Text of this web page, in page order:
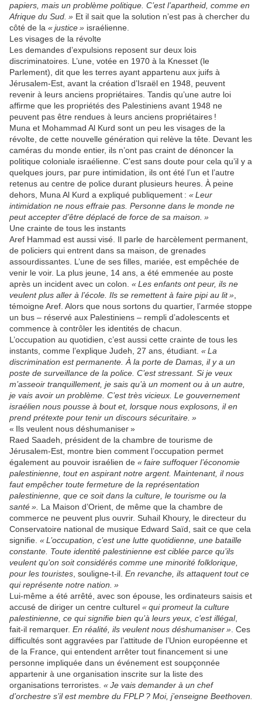
papiers, mais un problème politique. C’est l’apartheid, comme en
Afrique du Sud. » Et il sait que la solution n’est pas à chercher du
côté de la « justice » israélienne.
Les visages de la révolte
Les demandes d’expulsions reposent sur deux lois
discriminatoires. L’une, votée en 1970 à la Knesset (le
Parlement), dit que les terres ayant appartenu aux juifs à
Jérusalem-Est, avant la création d’Israël en 1948, peuvent
revenir à leurs anciens propriétaires. Tandis qu’une autre loi
affirme que les propriétés des Palestiniens avant 1948 ne
peuvent pas être rendues à leurs anciens propriétaires !
Muna et Mohammad Al Kurd sont un peu les visages de la
révolte, de cette nouvelle génération qui relève la tête. Devant les
caméras du monde entier, ils n’ont pas craint de dénoncer la
politique coloniale israélienne. C’est sans doute pour cela qu’il y a
quelques jours, par pure intimidation, ils ont été l’un et l’autre
retenus au centre de police durant plusieurs heures. À peine
dehors, Muna Al Kurd a expliqué publiquement : « Leur
intimidation ne nous effraie pas. Personne dans le monde ne
peut accepter d’être déplacé de force de sa maison. »
Une crainte de tous les instants
Aref Hammad est aussi visé. Il parle de harcèlement permanent,
de policiers qui entrent dans sa maison, de grenades
assourdissantes. L’une de ses filles, mariée, est empêchée de
venir le voir. La plus jeune, 14 ans, a été emmenée au poste
après un incident avec un colon. « Les enfants ont peur, ils ne
veulent plus aller à l’école. Ils se remettent à faire pipi au lit »,
témoigne Aref. Alors que nous sortons du quartier, l’armée stoppe
un bus – réservé aux Palestiniens – rempli d’adolescents et
commence à contrôler les identités de chacun.
L’occupation au quotidien, c’est aussi cette crainte de tous les
instants, comme l’explique Judeh, 27 ans, étudiant. « La
discrimination est permanente. À la porte de Damas, il y a un
poste de surveillance de la police. C’est stressant. Si je veux
m’asseoir tranquillement, je sais qu’à un moment ou à un autre,
je vais avoir un problème. C’est très vicieux. Le gouvernement
israélien nous pousse à bout et, lorsque nous explosons, il en
prend prétexte pour tenir un discours sécuritaire. »
« Ils veulent nous déshumaniser »
Raed Saadeh, président de la chambre de tourisme de
Jérusalem-Est, montre bien comment l’occupation permet
également au pouvoir israélien de « faire suffoquer l’économie
palestinienne, tout en aspirant notre argent. Maintenant, il nous
faut empêcher toute fermeture de la représentation
palestinienne, que ce soit dans la culture, le tourisme ou la
santé ». La Maison d’Orient, de même que la chambre de
commerce ne peuvent plus ouvrir. Suhail Khoury, le directeur du
Conservatoire national de musique Edward Saïd, sait ce que cela
signifie. « L’occupation, c’est une lutte quotidienne, une bataille
constante. Toute identité palestinienne est ciblée parce qu’ils
veulent qu’on soit considérés comme une minorité folklorique,
pour les touristes, souligne-t-il. En revanche, ils attaquent tout ce
qui représente notre nation. »
Lui-même a été arrêté, avec son épouse, les ordinateurs saisis et
accusé de diriger un centre culturel « qui promeut la culture
palestinienne, ce qui signifie bien qu’à leurs yeux, c’est illégal,
fait-il remarquer. En réalité, ils veulent nous déshumaniser ». Ces
difficultés sont aggravées par l’attitude de l’Union européenne et
de la France, qui entendent arrêter tout financement si une
personne impliquée dans un événement est soupçonnée
appartenir à une organisation inscrite sur la liste des
organisations terroristes. « Je vais demander à un chef
d’orchestre s’il est membre du FPLP ? Moi, j’enseigne Beethoven.